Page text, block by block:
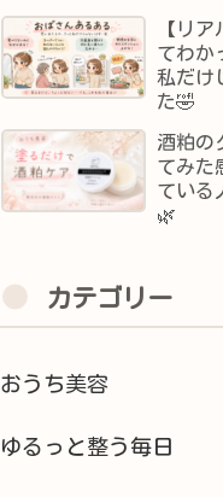
【リ
てわか
私だけ
た🤣
酒粕の
てみた
ている
🌿
カテゴリー
おうち美容
ゆるっと整う毎日